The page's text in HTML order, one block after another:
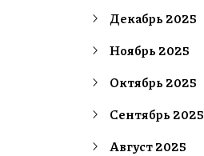
Декабрь 2025
Ноябрь 2025
Октябрь 2025
Сентябрь 2025
Август 2025